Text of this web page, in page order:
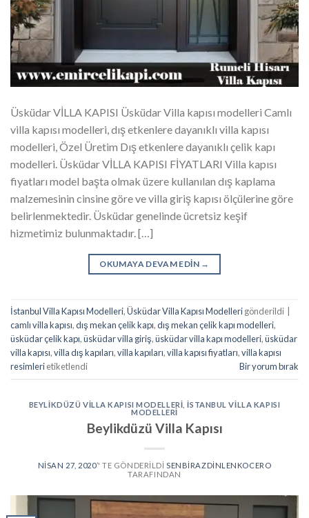
Üsküdar VİLLA KAPISI Üsküdar Villa kapısı modelleri Camlı
villa kapısı modelleri, dış etkenlere dayanıklı villa kapısı
modelleri, Özel Üretim Dış etkenlere dayanıklı çelik kapı
modelleri. Üsküdar VİLLA KAPISI FİYATLARI Villa kapısı
fiyatları model başta olmak üzere kullanılan dış kaplama
malzemesinin cinsine göre ve villa giriş kapısı ölçülerine göre
belirlenmektedir. Üsküdar genelinde ücretsiz keşif
hizmetimiz bulunmaktadır. […]
OKUMAYA DEVAM EDIN →
İstanbul Villa Kapısı Modelleri,Üsküdar Villa Kapısı Modellerigönderildi
camlı villa kapısı,dış mekan çelik kapı,dış mekan çelik kapı modelleri,
üsküdar çelik kapı,üsküdar villa giriş,üsküdar villa kapı modelleri,üsküdar
villa kapısı,villa dış kapıları,villa kapıları,villa kapısı fiyatları,villa kapısı
resimlerietiketlendi Bir yorum bırak
BEYLIKDÜZÜ VILLA KAPISI MODELLERI ,İSTANBUL VILLA KAPISI
MODELLERI
Beylikdüzü Villa Kapısı
NISAN 27, 2020’' TE GÖNDERILDI SENBIRAZDINLENKOCERO
TARAFINDAN